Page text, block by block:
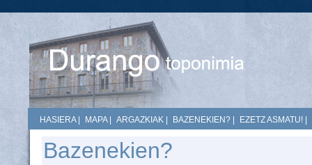
HASIERA| MAPA| ARGAZKIAK BAZENEKIEN? EZETZ ASMATU!
Bazenekien?